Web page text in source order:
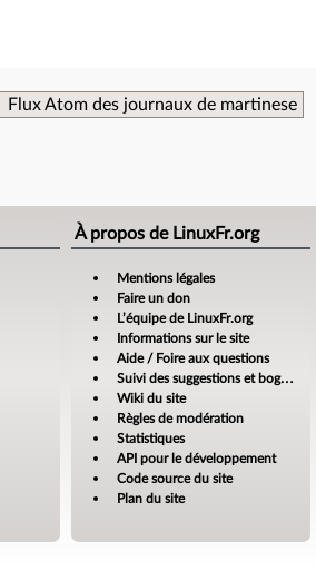
Flux Atom des journaux de martinese
À propos de LinuxFr.org
Mentions légales
Faire un don
L’équipe de LinuxFr.org
Informations sur le site
Aide / Foire aux questions
Suivi des suggestions et bogues
Wiki du site
Règles de modération
Statistiques
API pour le développement
Code source du site
Plan du site